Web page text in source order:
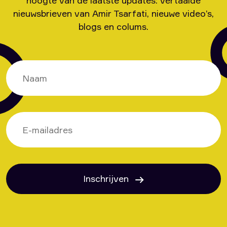
nieuwsbrieven van Amir Tsarfati, nieuwe video’s,
blogs en colums.
Inschrijven